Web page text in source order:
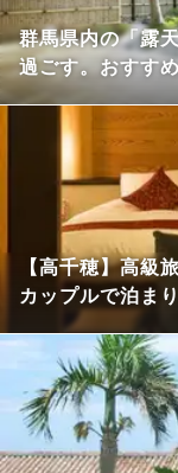
群馬県内の「露
過ごす。おすす
【高千穂】高級
カップルで泊ま